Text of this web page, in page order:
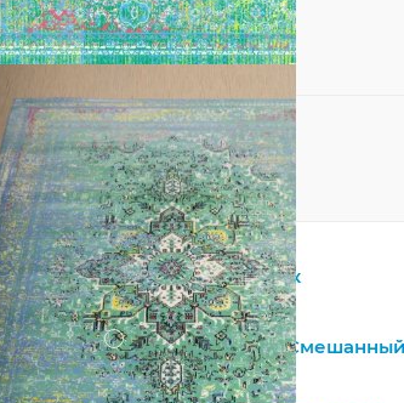
Прямоугольник
Бирюзовый
? Натуральный,
Шерсть